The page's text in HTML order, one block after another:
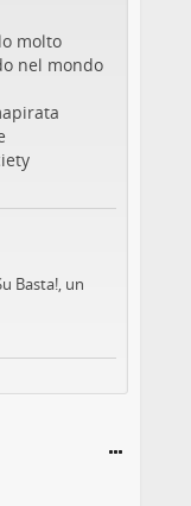
molto
nel mondo
Basta!, un